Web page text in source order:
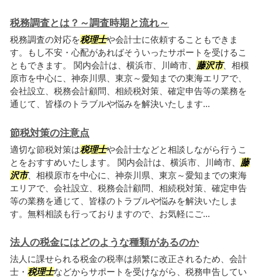
税務調査とは？～調査時期と流れ～
税務調査の対応を税理士や会計士に依頼することもできま
す。もし不安・心配があればそういったサポートを受けるこ
ともできます。 関内会計は、横浜市、川崎市、 藤沢市、相模
原市を中心に、神奈川県、東京～愛知までの東海エリアで、
会社設立、税務会計顧問、相続税対策、確定申告等の業務を
通じて、皆様のトラブルや悩みを解決いたします...
節税対策の注意点
適切な節税対策は税理士や会計士などと相談しながら行うこ
とをおすすめいたします。 関内会計は、横浜市、川崎市、 藤
沢市、相模原市を中心に、神奈川県、東京～愛知までの東海
エリアで、会社設立、税務会計顧問、相続税対策、確定申告
等の業務を通じて、皆様のトラブルや悩みを解決いたしま
す。無料相談も行っておりますので、お気軽にご...
法人の税金にはどのような種類があるのか
法人に課せられる税金の税率は頻繁に改正されるため、会計
士・ 税理士などからサポートを受けながら、税務申告してい